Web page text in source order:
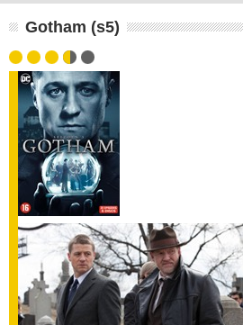
Gotham (s5)